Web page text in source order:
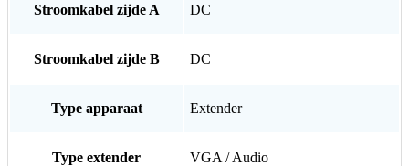
Stroomkabel zijde A DC
Stroomkabel zijde B DC
Type apparaat Extender
Type extender VGA / Audio